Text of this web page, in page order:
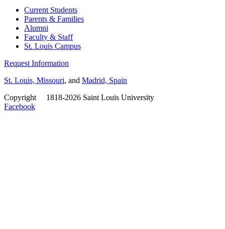
Current Students
Parents & Families
Alumni
Faculty & Staff
St. Louis Campus
Request Information
St. Louis, Missouri, and Madrid, Spain
Copyright
1818-2026 Saint Louis University
Facebook